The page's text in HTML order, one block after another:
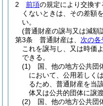
2
前項の規定により交換
くないときは、その差額
い。
(普通財産の譲与又は減額
第3条
普通財産は、 次の各
これを譲与し、又は時価
できる。
(1)
国、他の地方公共団
において、公用若しく
るため、普通財産を当
体又は公共的団体に譲
(2)
国、他の地方公共団